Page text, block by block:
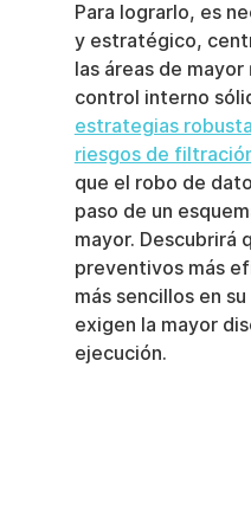
Para lograrlo, es
y estratégico,
las áreas de
control interno
estrategias
riesgos de
que el robo de
paso de un
mayor. Descubrirá
preventivos más
más sencillos en
exigen la mayor
ejecución.